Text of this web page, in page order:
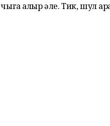
алыр әле. Тик, шул